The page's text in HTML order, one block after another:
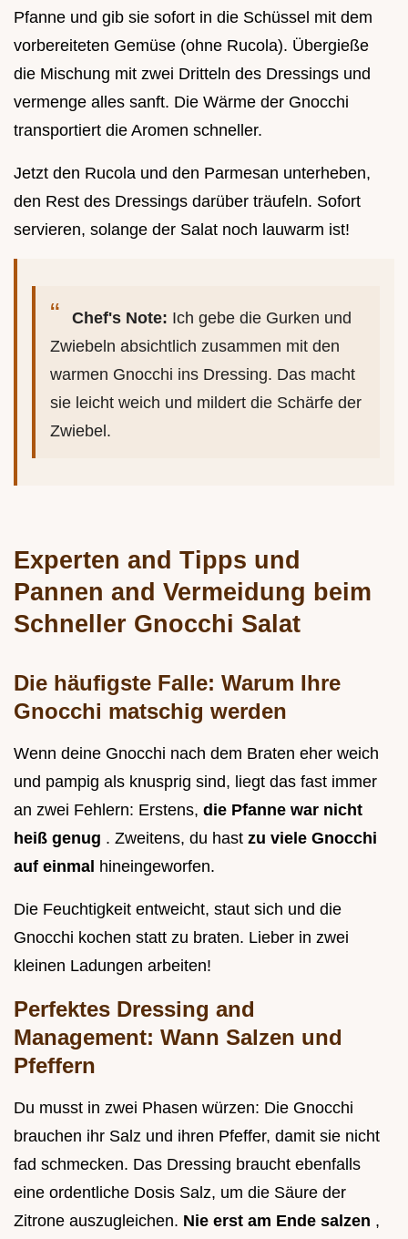
Pfanne und gib sie sofort in die Schüssel mit dem
vorbereiteten Gemüse (ohne Rucola). Übergieße
die Mischung mit zwei Dritteln des Dressings und
vermenge alles sanft. Die Wärme der Gnocchi
transportiert die Aromen schneller.
Jetzt den Rucola und den Parmesan unterheben,
den Rest des Dressings darüber träufeln. Sofort
servieren, solange der Salat noch lauwarm ist!
Chef's Note: Ich gebe die Gurken und
Zwiebeln absichtlich zusammen mit den
warmen Gnocchi ins Dressing. Das macht
sie leicht weich und mildert die Schärfe der
Zwiebel.
Experten and Tipps und
Pannen and Vermeidung beim
Schneller Gnocchi Salat
Die häufigste Falle: Warum Ihre
Gnocchi matschig werden
Wenn deine Gnocchi nach dem Braten eher weich
und pampig als knusprig sind, liegt das fast immer
an zwei Fehlern: Erstens, die Pfanne war nicht
heiß genug . Zweitens, du hast zu viele Gnocchi
auf einmal hineingeworfen.
Die Feuchtigkeit entweicht, staut sich und die
Gnocchi kochen statt zu braten. Lieber in zwei
kleinen Ladungen arbeiten!
Perfektes Dressing and
Management: Wann Salzen und
Pfeffern
Du musst in zwei Phasen würzen: Die Gnocchi
brauchen ihr Salz und ihren Pfeffer, damit sie nicht
fad schmecken. Das Dressing braucht ebenfalls
eine ordentliche Dosis Salz, um die Säure der
Zitrone auszugleichen. Nie erst am Ende salzen ,